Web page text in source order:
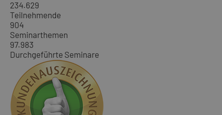
234.629
Teilnehmende
904
Seminarthemen
97.983
Durchgeführte Seminare